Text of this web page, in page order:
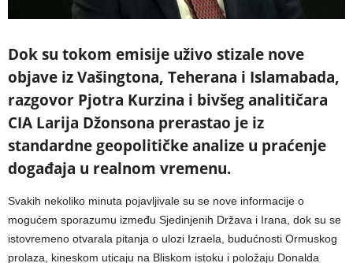
Dok su tokom emisije uživo stizale nove
objave iz Vašingtona, Teherana i Islamabada,
razgovor Pjotra Kurzina i bivšeg analitičara
CIA Larija Džonsona prerastao je iz
standardne geopolitičke analize u praćenje
događaja u realnom vremenu.
Svakih nekoliko minuta pojavljivale su se nove informacije o
mogućem sporazumu između Sjedinjenih Država i Irana, dok su se
istovremeno otvarala pitanja o ulozi Izraela, budućnosti Ormuskog
prolaza, kineskom uticaju na Bliskom istoku i položaju Donalda